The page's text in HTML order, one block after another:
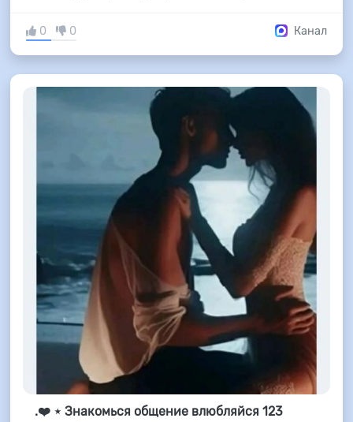
0 0 Канал
.❤️ ⋆ Знакомься общение влюбляйся 123